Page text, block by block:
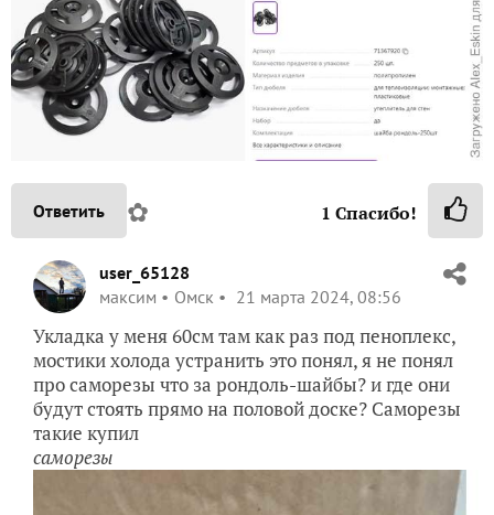
Ответить ✿ 1 Спасибо!
user_65128
максим
Омск 21 марта 2024, 08:56
Укладка у меня 60см там как раз под пеноплекс,
мостики холода устранить это понял, я не понял
про саморезы что за рондоль-шайбы? и где они
будут стоять прямо на половой доске? Саморезы
такие купил
саморезы